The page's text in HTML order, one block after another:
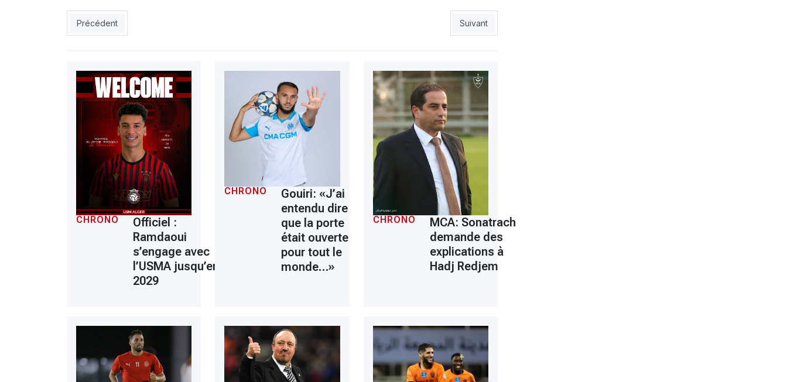
Article précédent : France (barrages maintien-accession) : Nice privé de Boudaoui face à l’ASSE ?
Précédent Article suivant : CRB: Mezouar nommé coordinateur sportif
Suivant
CHRONO
Officiel :
Ramdaoui
s’engage avec
l’USMA jusqu’en
2029
CHRONO
Gouiri: «J’ai
entendu dire
que la porte
était ouverte
pour tout le
monde…»
CHRONO
MCA: Sonatrach
demande des
explications à
Hadj Redjem